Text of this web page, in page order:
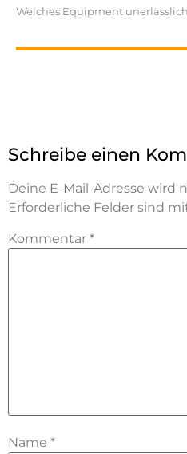
Welches Equipment
Schreibe einen
Deine E-Mail-Adresse wird
Erforderliche Felder sind
Kommentar *
Name *